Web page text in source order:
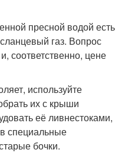
пресной водой есть
газ. Вопрос
соответственно, цене
используйте
их с крыши
её ливнестоками,
специальные
бочки.